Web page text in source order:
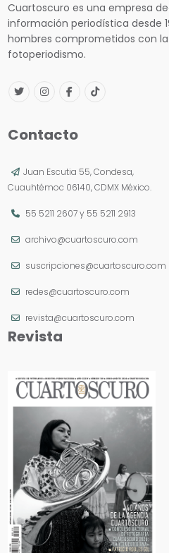
Cuartoscuro es una empresa
información periodística desde
hombres comprometidos con
fotoperiodismo.
Contacto
Juan Escutia 55, Condesa,
Cuauhtémoc 06140, CDMX México.
55 5211 2607y 55 5211 2913
archivo@cuartoscuro.com
suscripciones@cuartoscuro.com
redes@cuartoscuro.com
revista@cuartoscuro.com
Revista